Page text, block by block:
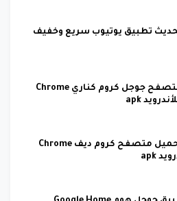
تطبيق يوتيوب سريع وخفيف
تحميل متصفح جوجل كروم كناري Chrome
تنزيل وتحميل متصفح كروم ديف Chrome